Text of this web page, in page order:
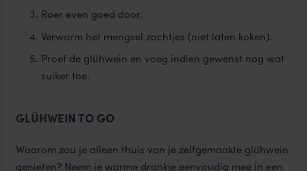
Roer even goed door.
Verwarm het mengsel zachtjes (niet laten koken).
Proef de glühwein en voeg indien gewenst nog wat
suiker toe.
GLÜHWEIN TO GO
Waarom zou je alleen thuis van je zelfgemaakte glühwein
genieten? Neem je warme drankje eenvoudig mee in een